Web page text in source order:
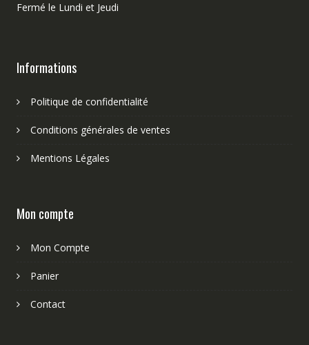
Fermé le Lundi et Jeudi
Informations
Politique de confidentialité
Conditions générales de ventes
Mentions Légales
Mon compte
Mon Compte
Panier
Contact